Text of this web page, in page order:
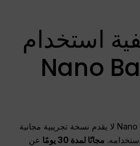
استخدام
Nano
على الرغم من أن Nano Banana Pro لا يقدم نسخة تجريبية مجانية
مجانًا لمدة 30 يومًا
عن